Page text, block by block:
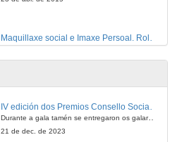
23 de abr. de 2015
Experiencias profesionais preto da Casa RealIV edición dos Premios Consello Social UVigo Humana
Durante a gala tamén se entregaron os galardóns aos mellores TFG e TFM en materia de Axenda 2030
21 de dec. de 2023